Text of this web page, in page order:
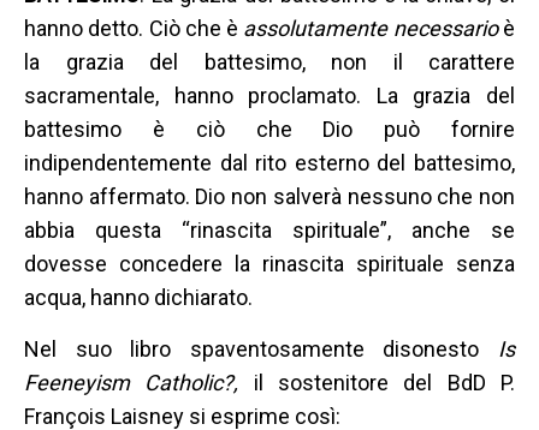
hanno detto. Ciò che è assolutamente necessarioè
la grazia del battesimo, non il carattere
sacramentale, hanno proclamato. La grazia del
battesimo è ciò che Dio può fornire
indipendentemente dal rito esterno del battesimo,
hanno affermato. Dio non salverà nessuno che non
abbia questa “rinascita spirituale”, anche se
dovesse concedere la rinascita spirituale senza
acqua, hanno dichiarato.
Nel suo libro spaventosamente disonesto Is
Feeneyism Catholic?, il sostenitore del BdD P.
François Laisney si esprime così: